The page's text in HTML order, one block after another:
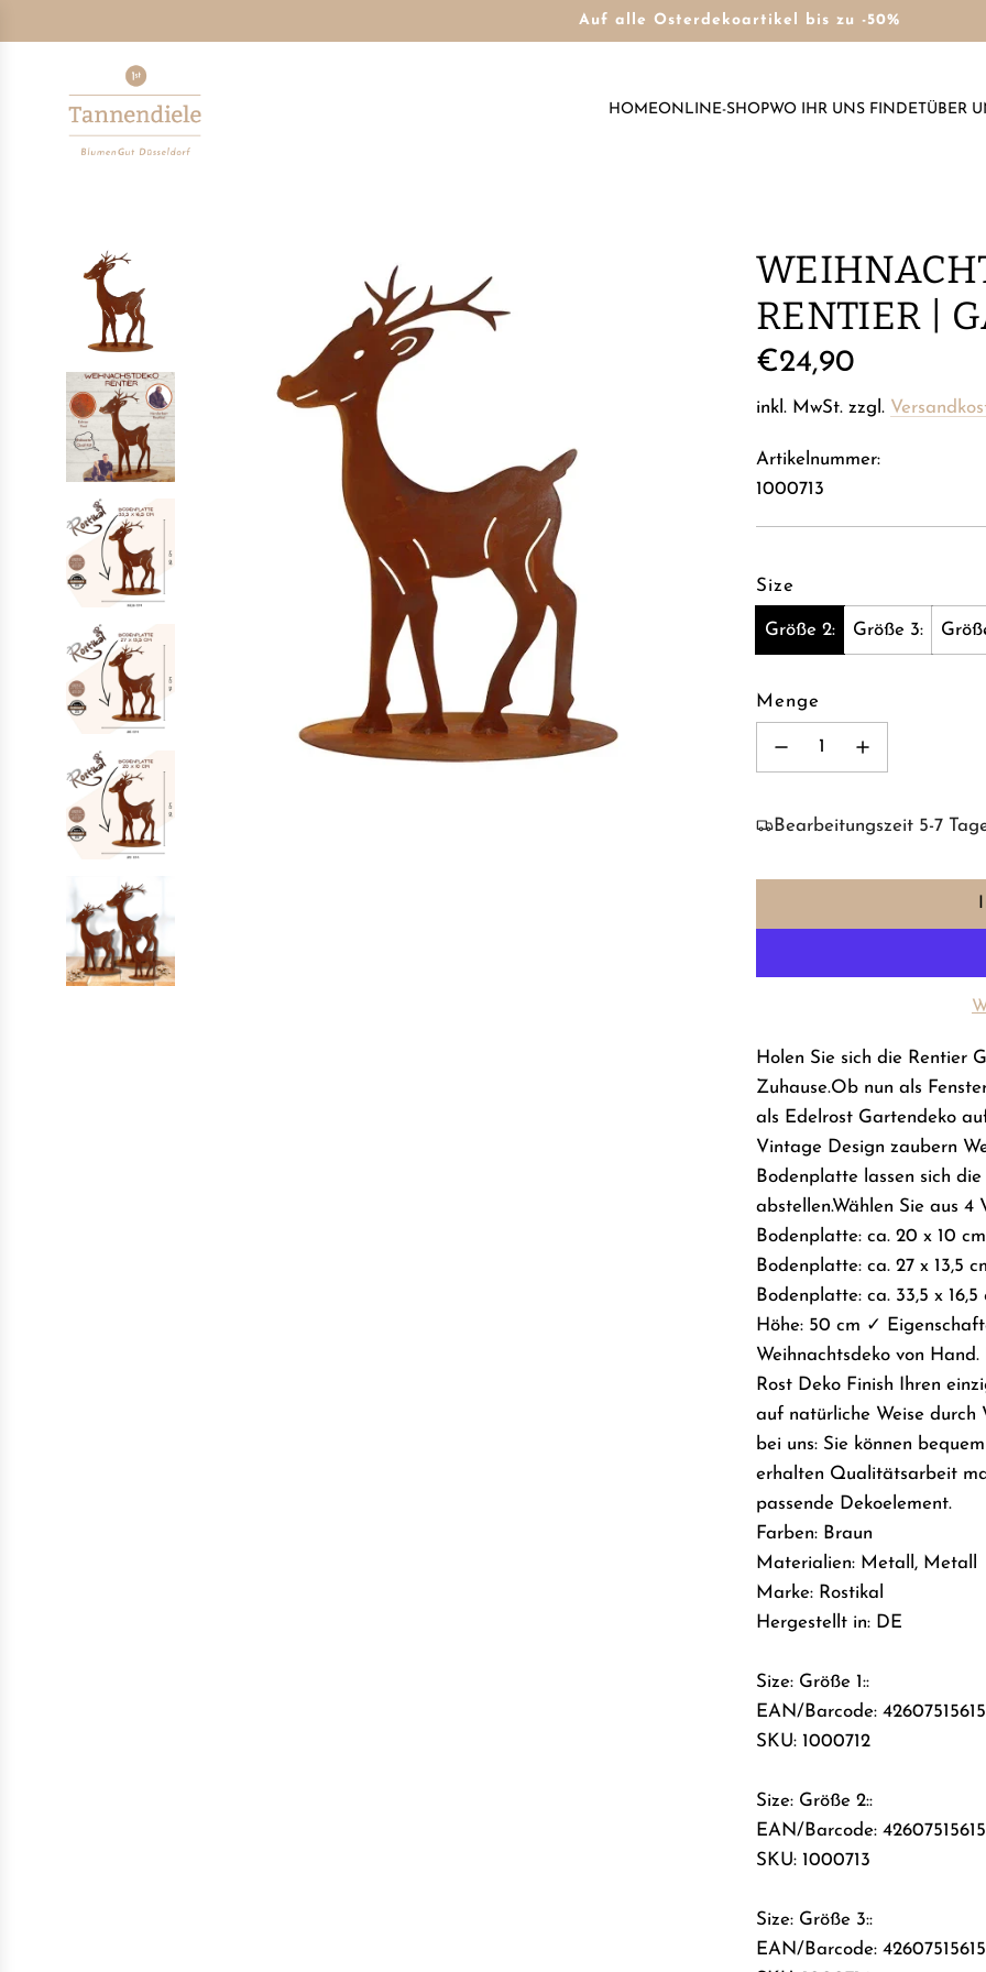
Auf alle Osterdekoartikel bis zu -50%
HOMEONLINE-SHOPWO IHR UNS FINDETÜBER
RENTIER |
Regulärer
Preis
€24,90
inkl. MwSt. zzgl.
Artikelnummer:
1000713
Size
Größe 2: Größe 3:
Menge
Bearbeitungszeit 5-7
Holen Sie sich die Rentier
Zuhause.Ob nun als
als Edelrost Gartendeko
Vintage Design zaubern
Bodenplatte lassen sich
abstellen.Wählen Sie aus
Bodenplatte: ca. 20 x 10
Bodenplatte: ca. 27 x 13,5
Bodenplatte: ca. 33,5 x
Höhe: 50 cm ✓
Weihnachtsdeko von
Rost Deko Finish Ihren
auf natürliche Weise durch
bei uns: Sie können
erhalten Qualitätsarbeit
passende Dekoelement.
Farben: Braun
Materialien: Metall, Metall
Marke: Rostikal
Hergestellt in: DE
Size: Größe 1::
EAN/Barcode:
SKU: 1000712
Size: Größe 2::
EAN/Barcode:
SKU: 1000713
Size: Größe 3::
EAN/Barcode: